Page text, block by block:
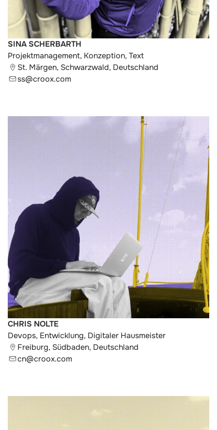
SINA SCHERBARTH
Projektmanagement, Konzeption, Text
St. Märgen, Schwarzwald, Deutschland
ss@croox.com
CHRIS NOLTE
Devops, Entwicklung, Digitaler Hausmeister
Freiburg, Südbaden, Deutschland
cn@croox.com